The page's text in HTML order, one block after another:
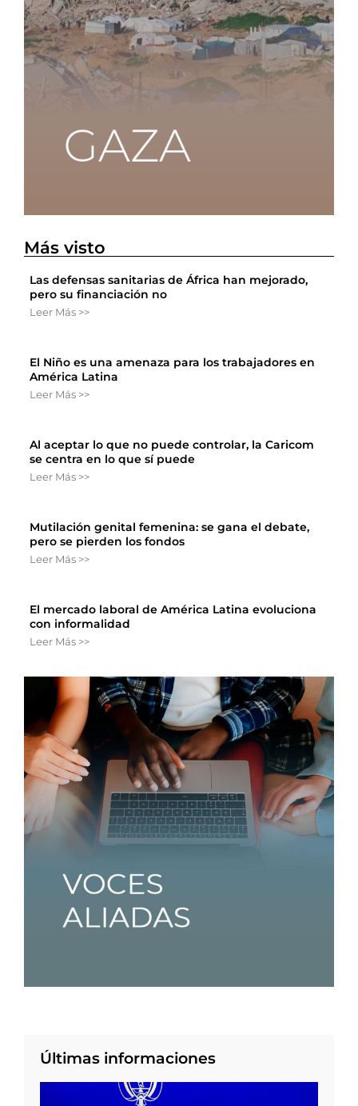
Más visto
Las defensas sanitarias de África han mejorado,
pero su financiación no
Leer Más >>
El Niño es una amenaza para los trabajadores en
América Latina
Leer Más >>
Al aceptar lo que no puede controlar, la Caricom
se centra en lo que sí puede
Leer Más >>
Mutilación genital femenina: se gana el debate,
pero se pierden los fondos
Leer Más >>
El mercado laboral de América Latina evoluciona
con informalidad
Leer Más >>
Últimas informaciones